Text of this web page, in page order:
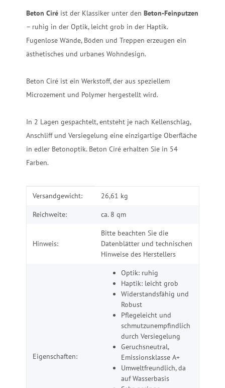
Beton Ciré ist der Klassiker unter den Beton-Feinputzen
– ruhig in der Optik, leicht grob in der Haptik.
Fugenlose Wände, Böden und Treppen erzeugen ein
ästhetisches und urbanes Wohndesign.
Beton Ciré ist ein Werkstoff, der aus speziellem
Microzement und Polymer hergestellt wird.
In 2 Lagen gespachtelt, entsteht je nach Kellenschlag,
Anschliff und Versiegelung eine einzigartige Oberfläche
in edler Betonoptik. Beton Ciré erhalten Sie in 54
Farben.
Produkteigenschaft
Wert
Versandgewicht: 26,61 kg
Reichweite: ca. 8 qm
Hinweis:
Bitte beachten Sie die
Datenblätter und technischen
Hinweise des Herstellers
Eigenschaften:
Optik: ruhig
Haptik: leicht grob
Widerstandsfähig und
Robust
Pflegeleicht und
schmutzunempfindlich
durch Versiegelung
Geruchsneutral,
Emissionsklasse A+
Umweltfreundlich, da
auf Wasserbasis